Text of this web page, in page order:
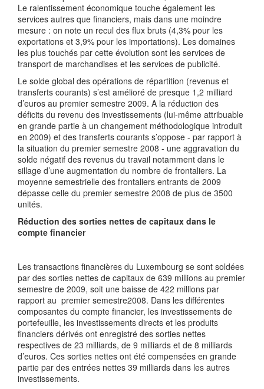
Le ralentissement économique touche également les
services autres que financiers, mais dans une moindre
mesure : on note un recul des flux bruts (4,3% pour les
exportations et 3,9% pour les importations). Les domaines
les plus touchés par cette évolution sont les services de
transport de marchandises et les services de publicité.
Le solde global des opérations de répartition (revenus et
transferts courants) s’est amélioré de presque 1,2 milliard
d’euros au premier semestre 2009. A la réduction des
déficits du revenu des investissements (lui-même attribuable
en grande partie à un changement méthodologique introduit
en 2009) et des transferts courants s’oppose - par rapport à
la situation du premier semestre 2008 - une aggravation du
solde négatif des revenus du travail notamment dans le
sillage d’une augmentation du nombre de frontaliers. La
moyenne semestrielle des frontaliers entrants de 2009
dépasse celle du premier semestre 2008 de plus de 3500
unités.
Réduction des sorties nettes de capitaux dans le
compte financier
Les transactions financières du Luxembourg se sont soldées
par des sorties nettes de capitaux de 639 millions au premier
semestre de 2009, soit une baisse de 422 millions par
rapport au premier semestre2008. Dans les différentes
composantes du compte financier, les investissements de
portefeuille, les investissements directs et les produits
financiers dérivés ont enregistré des sorties nettes
respectives de 23 milliards, de 9 milliards et de 8 milliards
d’euros. Ces sorties nettes ont été compensées en grande
partie par des entrées nettes 39 milliards dans les autres
investissements.